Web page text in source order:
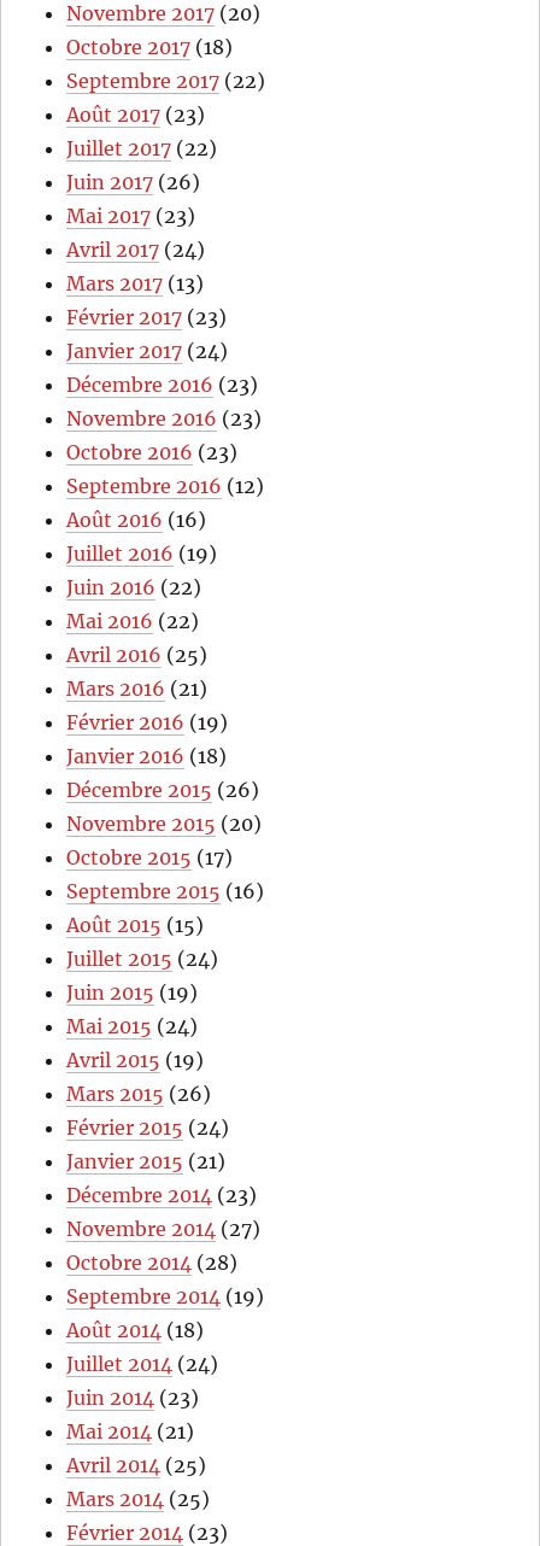
Novembre 2017 (20)
Octobre 2017 (18)
Septembre 2017 (22)
Août 2017 (23)
Juillet 2017 (22)
Juin 2017 (26)
Mai 2017 (23)
Avril 2017 (24)
Mars 2017 (13)
Février 2017 (23)
Janvier 2017 (24)
Décembre 2016 (23)
Novembre 2016 (23)
Octobre 2016 (23)
Septembre 2016 (12)
Août 2016 (16)
Juillet 2016 (19)
Juin 2016 (22)
Mai 2016 (22)
Avril 2016 (25)
Mars 2016 (21)
Février 2016 (19)
Janvier 2016 (18)
Décembre 2015 (26)
Novembre 2015 (20)
Octobre 2015 (17)
Septembre 2015 (16)
Août 2015 (15)
Juillet 2015 (24)
Juin 2015 (19)
Mai 2015 (24)
Avril 2015 (19)
Mars 2015 (26)
Février 2015 (24)
Janvier 2015 (21)
Décembre 2014 (23)
Novembre 2014 (27)
Octobre 2014 (28)
Septembre 2014 (19)
Août 2014 (18)
Juillet 2014 (24)
Juin 2014 (23)
Mai 2014 (21)
Avril 2014 (25)
Mars 2014 (25)
Février 2014 (23)